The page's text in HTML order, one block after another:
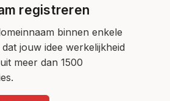
registreren
binnen enkele
jouw idee werkelijkheid
meer dan 1500